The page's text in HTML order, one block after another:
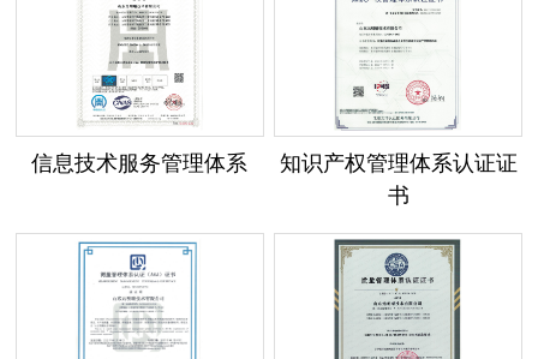
信息技术服务管理体系
知识产权管理体系认证证
书